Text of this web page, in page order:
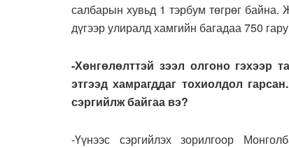
салбарын хувьд 1 тэрбум төгрөг
дүгээр улиралд хамгийн багадаа 750
-Хөнгөлөлттэй зээл олгоно гэхээр
этгээд хамрагддаг тохиолдол
сэргийлж байгаа вэ?
-Үүнээс сэргийлэх зорилгоор